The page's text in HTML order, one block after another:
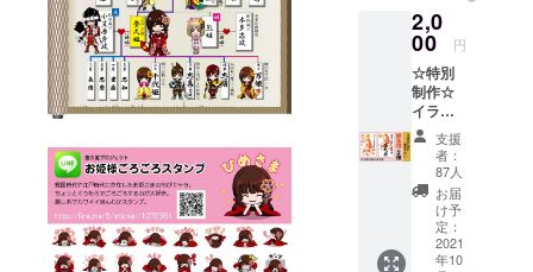
缶バッ
チサイ
ズ
(38mm)
＊備考
欄への
記載＊
お名前
(ハンド
ルネー
ム可)を
お知ら
せ下さ
い。
2,0
00 円
☆特別
制作☆
イラス
ト姫朱
印2種
セット
☆ 今回
のため
にイラ
ストを
描き下
支援
者：
87人
お届
け予
定：
2021
年10